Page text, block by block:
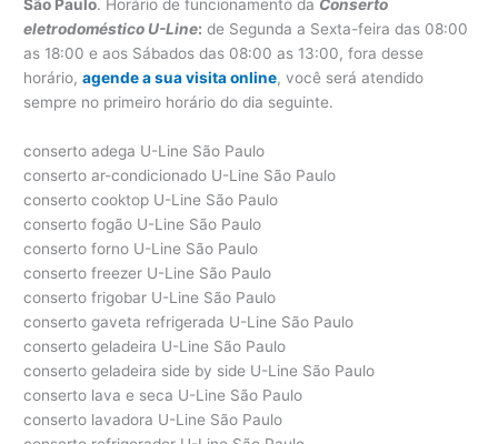
São Paulo. Horário de funcionamento da Conserto
eletrodoméstico U-Line: de Segunda a Sexta-feira das 08:00
as 18:00 e aos Sábados das 08:00 as 13:00, fora desse
horário,agende a sua visita online, você será atendido
sempre no primeiro horário do dia seguinte.
conserto adega U-Line São Paulo
conserto ar-condicionado U-Line São Paulo
conserto cooktop U-Line São Paulo
conserto fogão U-Line São Paulo
conserto forno U-Line São Paulo
conserto freezer U-Line São Paulo
conserto frigobar U-Line São Paulo
conserto gaveta refrigerada U-Line São Paulo
conserto geladeira U-Line São Paulo
conserto geladeira side by side U-Line São Paulo
conserto lava e seca U-Line São Paulo
conserto lavadora U-Line São Paulo